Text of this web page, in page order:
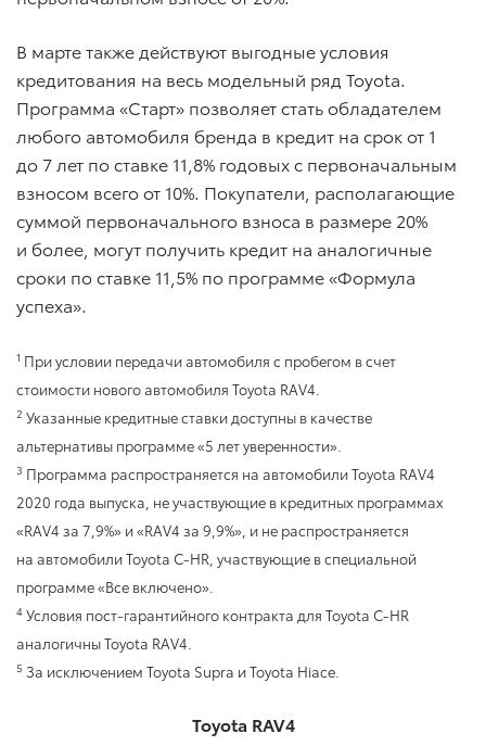
В марте также действуют выгодные условия
кредитования на весь модельный ряд Toyota.
Программа «Старт» позволяет стать обладателем
любого автомобиля бренда в кредит на срок от 1
до 7 лет по ставке 11,8% годовых с первоначальным
взносом всего от 10%. Покупатели, располагающие
суммой первоначального взноса в размере 20%
и более, могут получить кредит на аналогичные
сроки по ставке 11,5% по программе «Формула
успеха».
1 При условии передачи автомобиля с пробегом в счет
стоимости нового автомобиля Toyota RAV4.
2 Указанные кредитные ставки доступны в качестве
альтернативы программе «5 лет уверенности».
3 Программа распространяется на автомобили Toyota RAV4
2020 года выпуска, не участвующие в кредитных программах
«RAV4 за 7,9%» и «RAV4 за 9,9%», и не распространяется
на автомобили Toyota C-HR, участвующие в специальной
программе «Все включено».
4 Условия пост-гарантийного контракта для Toyota C-HR
аналогичны Toyota RAV4.
5 За исключением Toyota Supra и Toyota Hiace.
Toyota RAV4